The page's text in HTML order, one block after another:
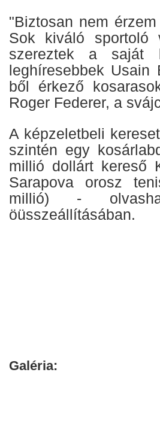
"Biztosan nem
Sok kiváló
szereztek a saját
leghíresebbek
ből érkező
Roger Federer, a
A képzeletbeli
szintén egy
millió dollárt kereső
Sarapova orosz
millió) -
öüsszeállításában.
Galéria: